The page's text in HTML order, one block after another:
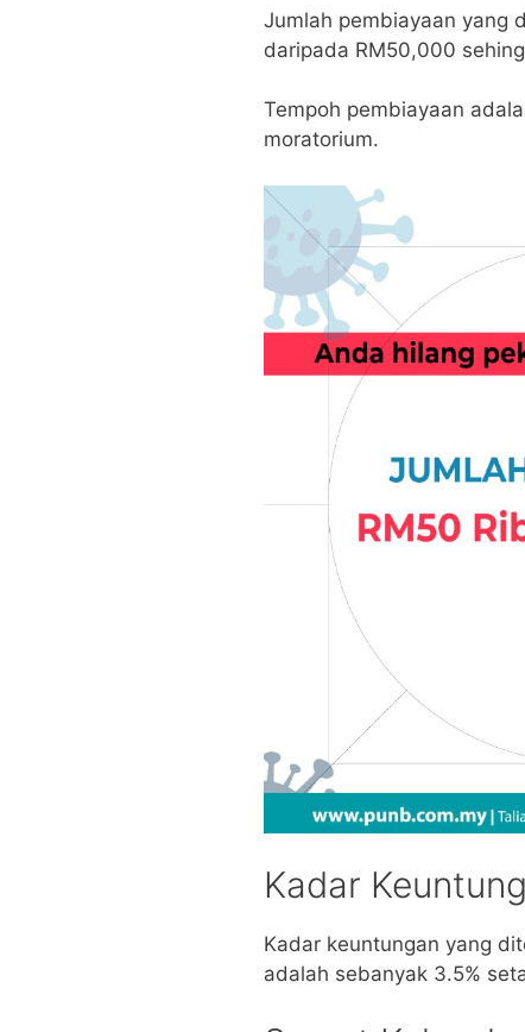
Jumlah pembiayaan yang
daripada RM50,000
Tempoh pembiayaan
moratorium.
Kadar
Kadar keuntungan yang
adalah sebanyak 3.5%